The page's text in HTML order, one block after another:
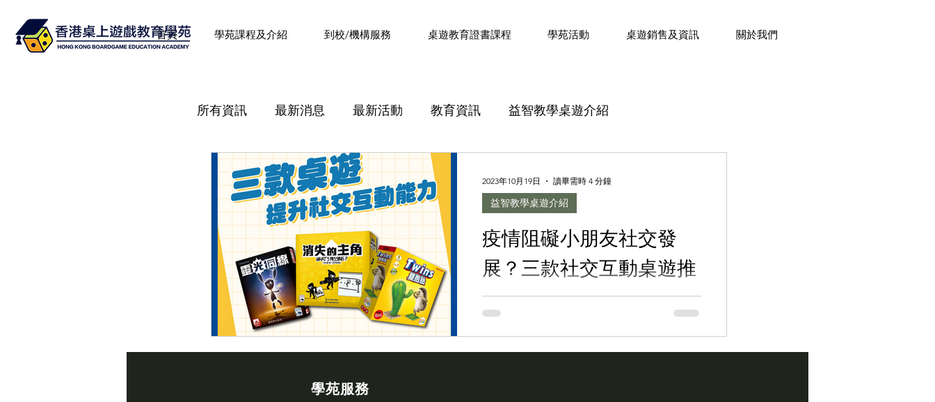
首頁 學苑課程及介紹 ​到校/機構服務 桌遊教育證書課程 學苑活動 桌遊銷售及資訊 關於我們
所有資訊 最新消息 最新活動 教育資訊 益智教學桌遊介紹
《桌遊教育理論及講解技巧證書課程》內容分享
學苑最新活動-銅鑼灣 桌遊背後故事
桌遊教育Q&A 過往活動 最新課程活動 創新智力運動 桌遊體驗
疫情阻礙小朋友社交發
展？三款社交互動桌遊推
薦！｜社交桌遊｜香港桌
上遊戲教育學院 HKBGEA
益智教學桌遊介紹
2023年10月19日 讀畢需時 4 分鐘
學苑服務